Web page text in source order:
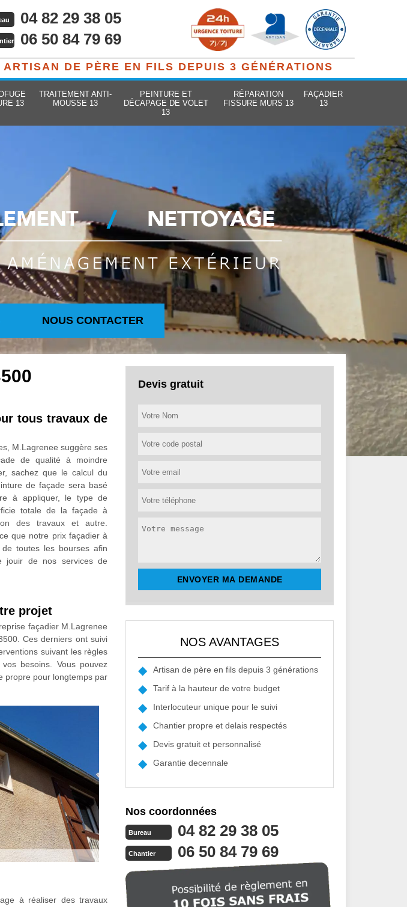
04 82 29 38 05
06 50 84 79 69
ARTISAN DE PÈRE EN FILS DEPUIS 3 GÉNÉRATIONS
13
TRAITEMENT ANTI-
MOUSSE 13
PEINTURE ET
DÉCAPAGE DE VOLET
13
RÉPARATION
FISSURE MURS 13
FAÇADIER
13
NOUS CONTACTER
tous travaux de
M.Lagrenee suggère ses
de qualité à moindre
sachez que le calcul du
de façade sera basé
à appliquer, le type de
totale de la façade à
des travaux et autre.
que notre prix façadier à
toutes les bourses afin
jouir de nos services de
projet
façadier M.Lagrenee
Ces derniers ont suivi
suivant les règles
besoins. Vous pouvez
propre pour longtemps par
à réaliser des travaux
Devis gratuit
NOS AVANTAGES
Artisan de père en fils depuis 3 générations
Tarif à la hauteur de votre budget
Interlocuteur unique pour le suivi
Chantier propre et delais respectés
Devis gratuit et personnalisé
Garantie decennale
Nos coordonnées
Bureau 04 82 29 38 05
Chantier 06 50 84 79 69